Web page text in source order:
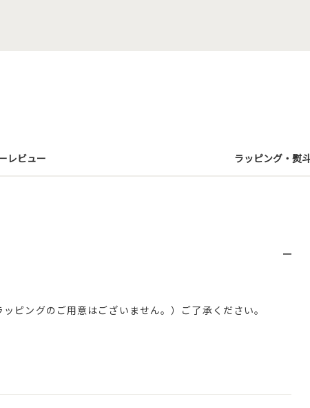
レビュー ラッピング・熨
ピングのご用意はございません。）ご了承ください。